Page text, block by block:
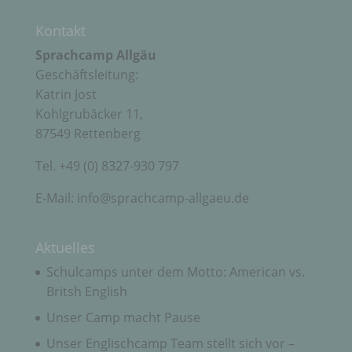
Kontakt
Sprachcamp Allgäu
Geschäftsleitung:
Katrin Jost
Kohlgrubäcker 11,
87549 Rettenberg
Tel. +49 (0) 8327-930 797
E-Mail: info@sprachcamp-allgaeu.de
Aktuelles
Schulcamps unter dem Motto: American vs.
Britsh English
Unser Camp macht Pause
Unser Englischcamp Team stellt sich vor –
h) Auftragsverarbeiter
Auftragsverarbeiter ist eine natürliche oder
juristische Person, Behörde, Einrichtung oder
andere Stelle, die personenbezogene Daten im
Auftrag des Verantwortlichen verarbeitet.
i) Empfänger
Empfänger ist eine natürliche oder juristische
unabhängig davon, ob es sich bei ihr um einen
Rahmen eines bestimmten Untersuchungsauftrags
nach dem Unionsrecht oder dem Recht der
Mitgliedstaaten möglicherweise
personenbezogene Daten erhalten, gelten jedoch